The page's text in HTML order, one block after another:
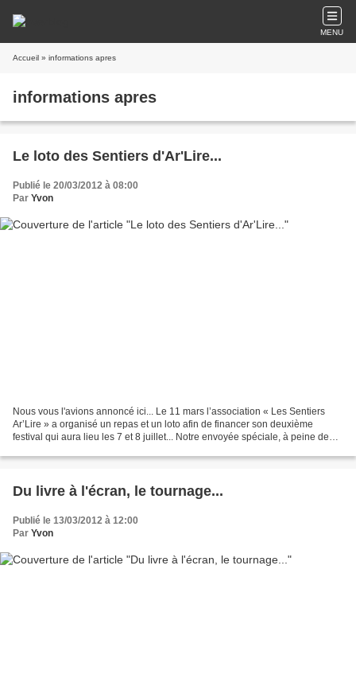
MENU
Accueil » informations apres
informations apres
Le loto des Sentiers d'Ar'Lire...
Publié le 20/03/2012 à 08:00
Par Yvon
Nous vous l'avions annoncé ici... Le 11 mars l’association « Les Sentiers
Ar’Lire » a organisé un repas et un loto afin de financer son deuxième
festival qui aura lieu les 7 et 8 juillet... Notre envoyée spéciale, à peine de
Du livre à l'écran, le tournage...
Publié le 13/03/2012 à 12:00
Par Yvon